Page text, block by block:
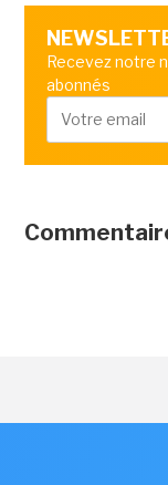
Recevez notre
abonnés